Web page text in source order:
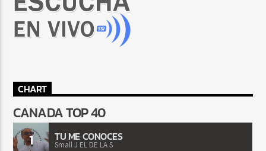
CHART
CANADA TOP 40
1 TU ME CONOCES
Small J EL DE LA S